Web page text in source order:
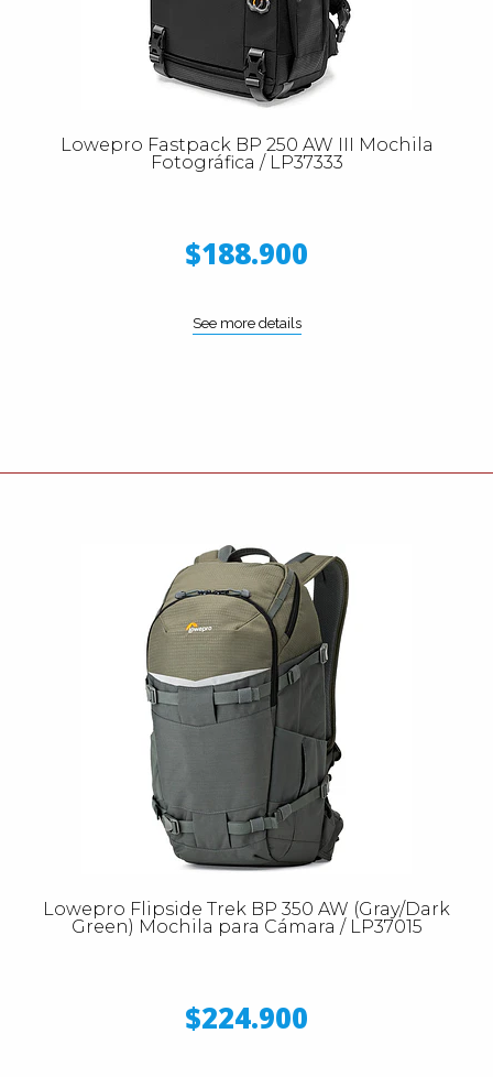
Lowepro Fastpack BP 250 AW III Mochila
Fotográfica / LP37333
$188.900
See more details
Lowepro Flipside Trek BP 350 AW (Gray/Dark
Green) Mochila para Cámara / LP37015
$224.900